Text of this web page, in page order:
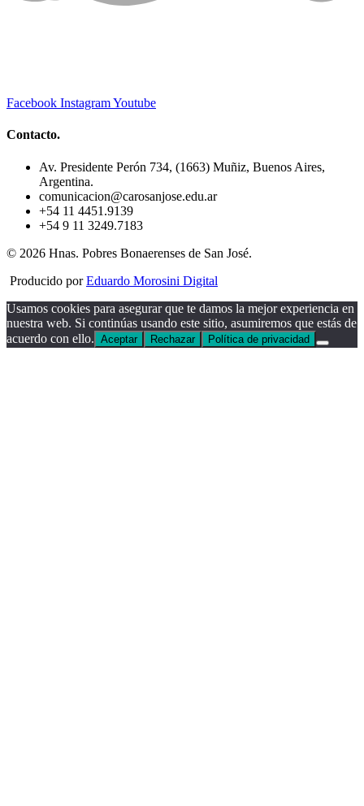
Facebook InstagramYoutube
Contacto.
Av. Presidente Perón 734, (1663) Muñiz, Buenos Aires,
Argentina.
comunicacion@carosanjose.edu.ar
+54 11 4451.9139
+54 9 11 3249.7183
© 2026 Hnas. Pobres Bonaerenses de San José.
Producido porEduardo Morosini Digital
Usamos cookies para asegurar que te damos la mejor experiencia en
nuestra web. Si continúas usando este sitio, asumiremos que estás de
acuerdo con ello. Aceptar Rechazar Política de privacidad